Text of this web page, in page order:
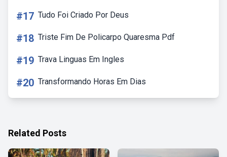
#17 Tudo Foi Criado Por Deus
#18 Triste Fim De Policarpo Quaresma Pdf
#19 Trava Linguas Em Ingles
#20 Transformando Horas Em Dias
Related Posts